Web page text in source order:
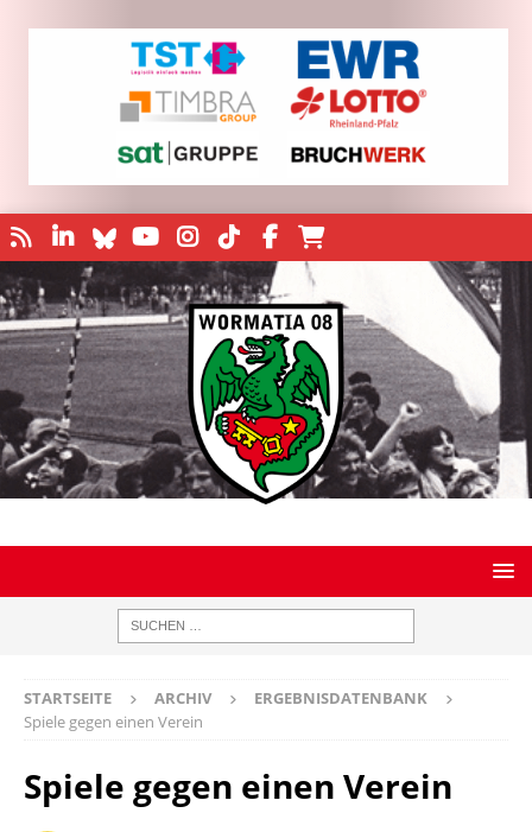
STARTSEITE ARCHIV
ERGEBNISDATENBANK
Spiele gegen einen Verein
Spiele gegen einen Verein